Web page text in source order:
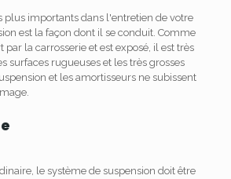
plus importants dans l'entretien de votre
est la façon dont il se conduit. Comme
par la carrosserie et est exposé, il est très
surfaces rugueuses et les très grosses
et les amortisseurs ne subissent
le système de suspension doit être